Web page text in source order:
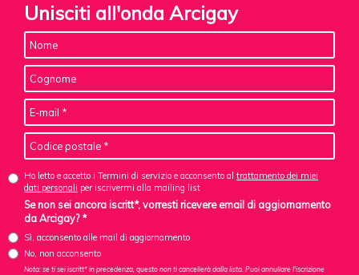
Unisciti all'onda Arcigay
Ho letto e accetto i Termini di servizio e acconsento al trattamento dei miei
dati personali per iscrivermi alla mailing list
Se non sei ancora iscritt*, vorresti ricevere email di aggiornamento
da Arcigay? *
Sì, acconsento alle mail di aggiornamento
No, non acconsento
Nota: se ti sei iscritt* in precedenza, questo non ti cancellerà dalla lista. Puoi annullare l'iscrizione